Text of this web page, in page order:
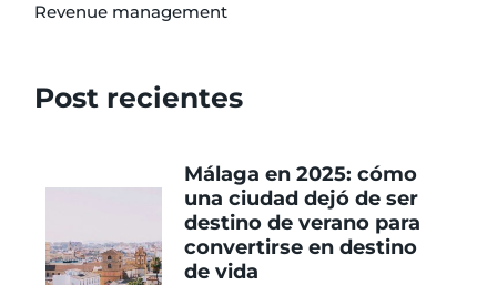
Revenue management
Post recientes
Málaga en 2025: cómo
una ciudad dejó de ser
destino de verano para
convertirse en destino
de vida